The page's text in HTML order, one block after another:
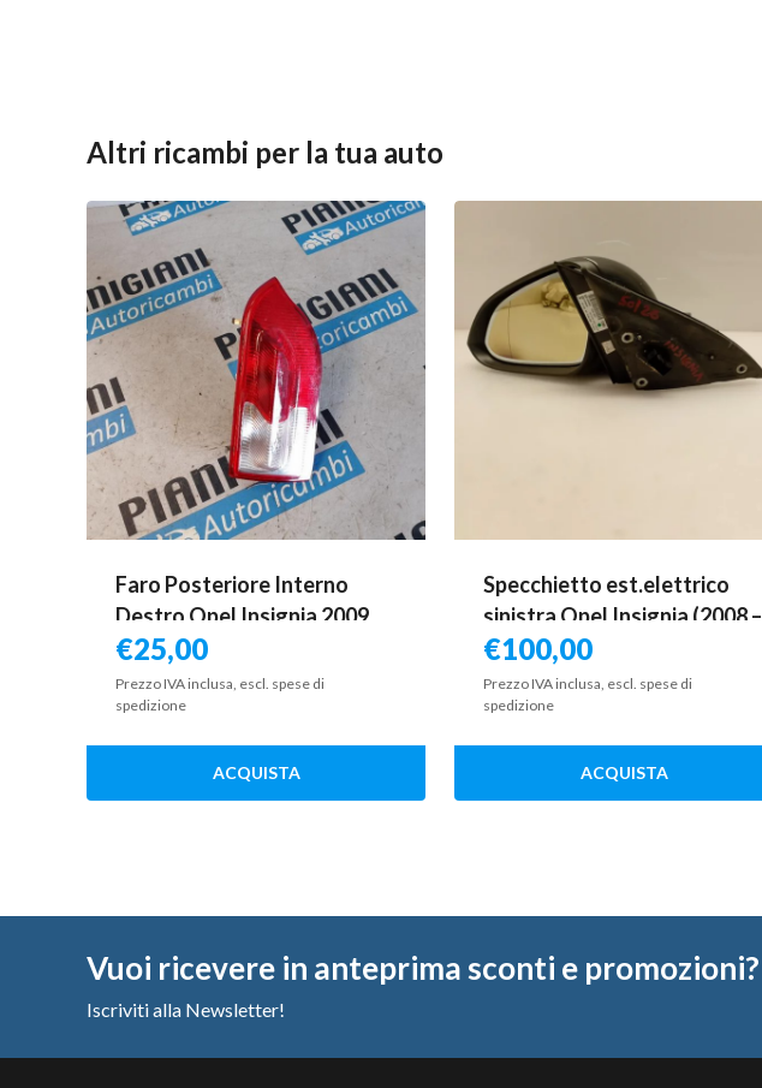
Altri ricambi per la tua auto
Faro Posteriore Interno
Destro Opel Insignia 2009
€25,00
Prezzo IVA inclusa, escl. spese di
spedizione
ACQUISTA
Specchietto est.elettrico
sinistra Opel Insignia (2008 –
2013) 2.0 96 KW diesel
13329091 A20DTH
€100,00
Prezzo IVA inclusa, escl. spese di
spedizione
ACQUISTA
Vuoi ricevere in anteprima sconti e promozioni?
Iscriviti alla Newsletter!